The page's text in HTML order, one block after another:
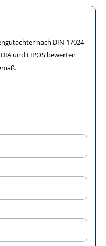
nach DIN 17024
und EIPOS bewerten